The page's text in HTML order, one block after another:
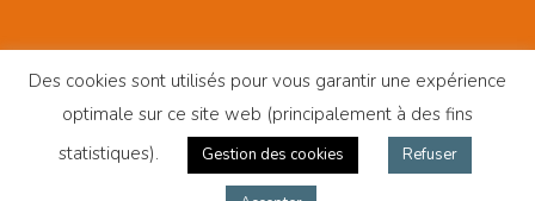
Des cookies sont utilisés pour vous garantir une expérience
optimale sur ce site web (principalement à des fins
statistiques).
Gestion des cookies Refuser